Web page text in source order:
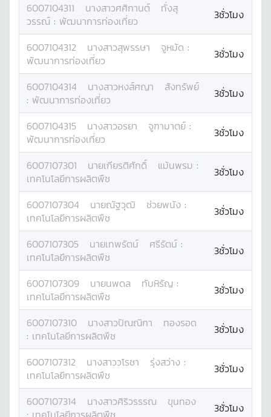
6007104311 นางสาวศศิกานต์
ทั่งสุ
วรรณ์ : พัฒนาการท่องเที่ยว 3ชั่วโมง
6007104312 นางสาวสุพรรษา จูหมัด :
พัฒนาการท่องเที่ยว
3ชั่วโมง
6007104314 นางสาวหงส์ศญา
สังทรัพย์
: พัฒนาการท่องเที่ยว 3ชั่วโมง
6007104315 นางสาวอรยา จูฑามาตย์ :
พัฒนาการท่องเที่ยว
3ชั่วโมง
6007107301 นายเกียรติศักดิ์ แม้นพรม :
เทคโนโลยีการผลิตพืช
3ชั่วโมง
6007107304 นายณัฐวุฒิ ช่วยพนัง :
เทคโนโลยีการผลิตพืช
3ชั่วโมง
6007107305 นายเทพรัตน์ ศรีรัตน์ :
เทคโนโลยีการผลิตพืช
3ชั่วโมง
6007107309 นายนพดล ทับหิรัญ :
เทคโนโลยีการผลิตพืช
3ชั่วโมง
6007107310 นางสาวปัณณิกา
ทองรอด
: เทคโนโลยีการผลิตพืช 3ชั่วโมง
6007107312 นางสาววโรชา รุ่งสว่าง :
เทคโนโลยีการผลิตพืช
3ชั่วโมง
6007107314 นางสาวศิริวรรรณ
ขุนทอง
3ชั่วโมง